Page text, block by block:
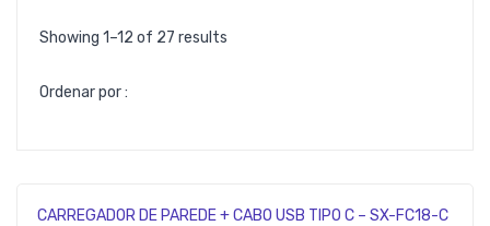
Showing 1–12 of 27 results
Ordenar por :
CARREGADOR DE PAREDE + CABO USB TIPO C – SX-FC18-C